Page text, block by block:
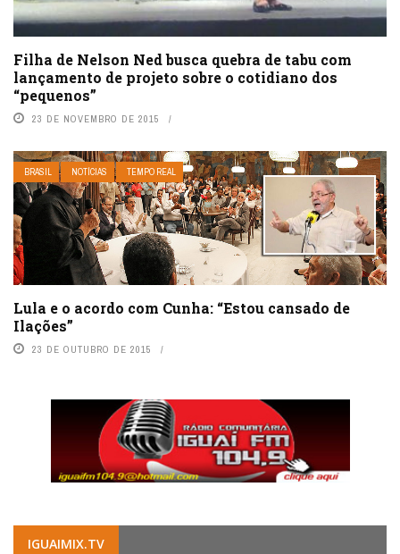
Filha de Nelson Ned busca quebra de tabu com
lançamento de projeto sobre o cotidiano dos
“pequenos”
23 DE NOVEMBRO DE 2015
BRASIL NOTÍCIAS TEMPO REAL
Lula e o acordo com Cunha: “Estou cansado de
Ilações”
23 DE OUTUBRO DE 2015
IGUAIMIX.TV